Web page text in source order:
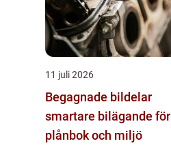
11 juli 2026
Begagnade bildelar
smartare bilägande för
plånbok och miljö